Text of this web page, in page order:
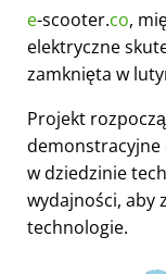
e-scooter.co,
elektryczne
zamknięta w
Projekt
demonstracyjne
w dziedzinie
wydajności, aby
technologie.